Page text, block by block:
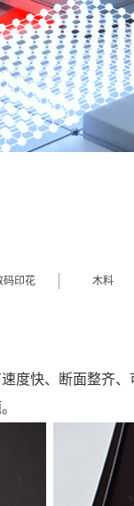
木料
水口
塑料
阳能板
码印花 木料
度快、断面整齐